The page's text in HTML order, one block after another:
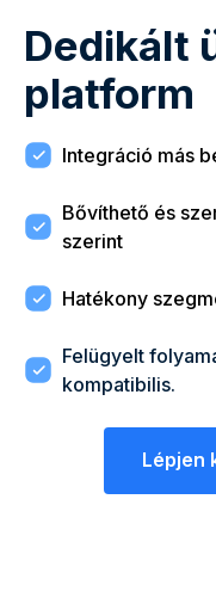
Dedikált
platform
Integráció más
Bővíthető és
szerint
Hatékony
Felügyelt
kompatibilis.
Lépjen